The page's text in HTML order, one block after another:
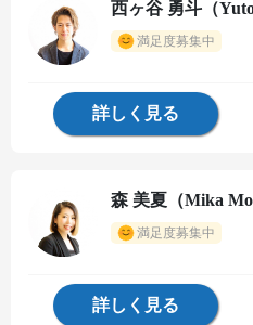
西ヶ谷 勇斗（Yuto
満足度募集中
詳しく見る
森 美夏（Mika
満足度募集中
詳しく見る